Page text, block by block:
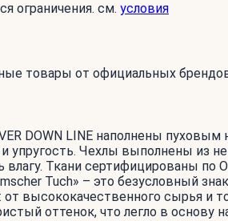
ограничения. см. условия
товары от официальных
DOWN LINE наполнены
упругость. Чехлы выполнены из
влагу. Ткани сертифицированы
Tuch» – это безусловный
от высококачественного сырья и
оттенок, что легло в основу